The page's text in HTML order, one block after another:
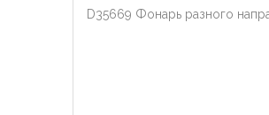
D35669 Фонарь разного